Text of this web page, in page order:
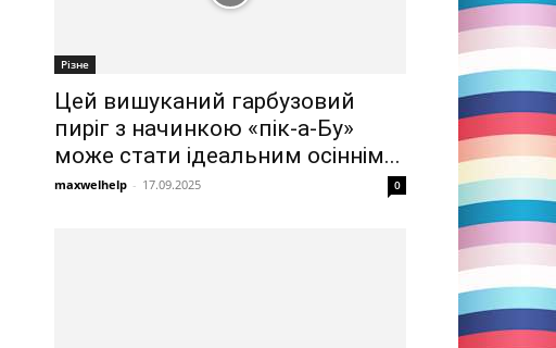
Різне
Цей вишуканий гарбузовий
пиріг з начинкою «пік-а-Бу»
може стати ідеальним осіннім...
maxwelhelp - 17.09.2025 0